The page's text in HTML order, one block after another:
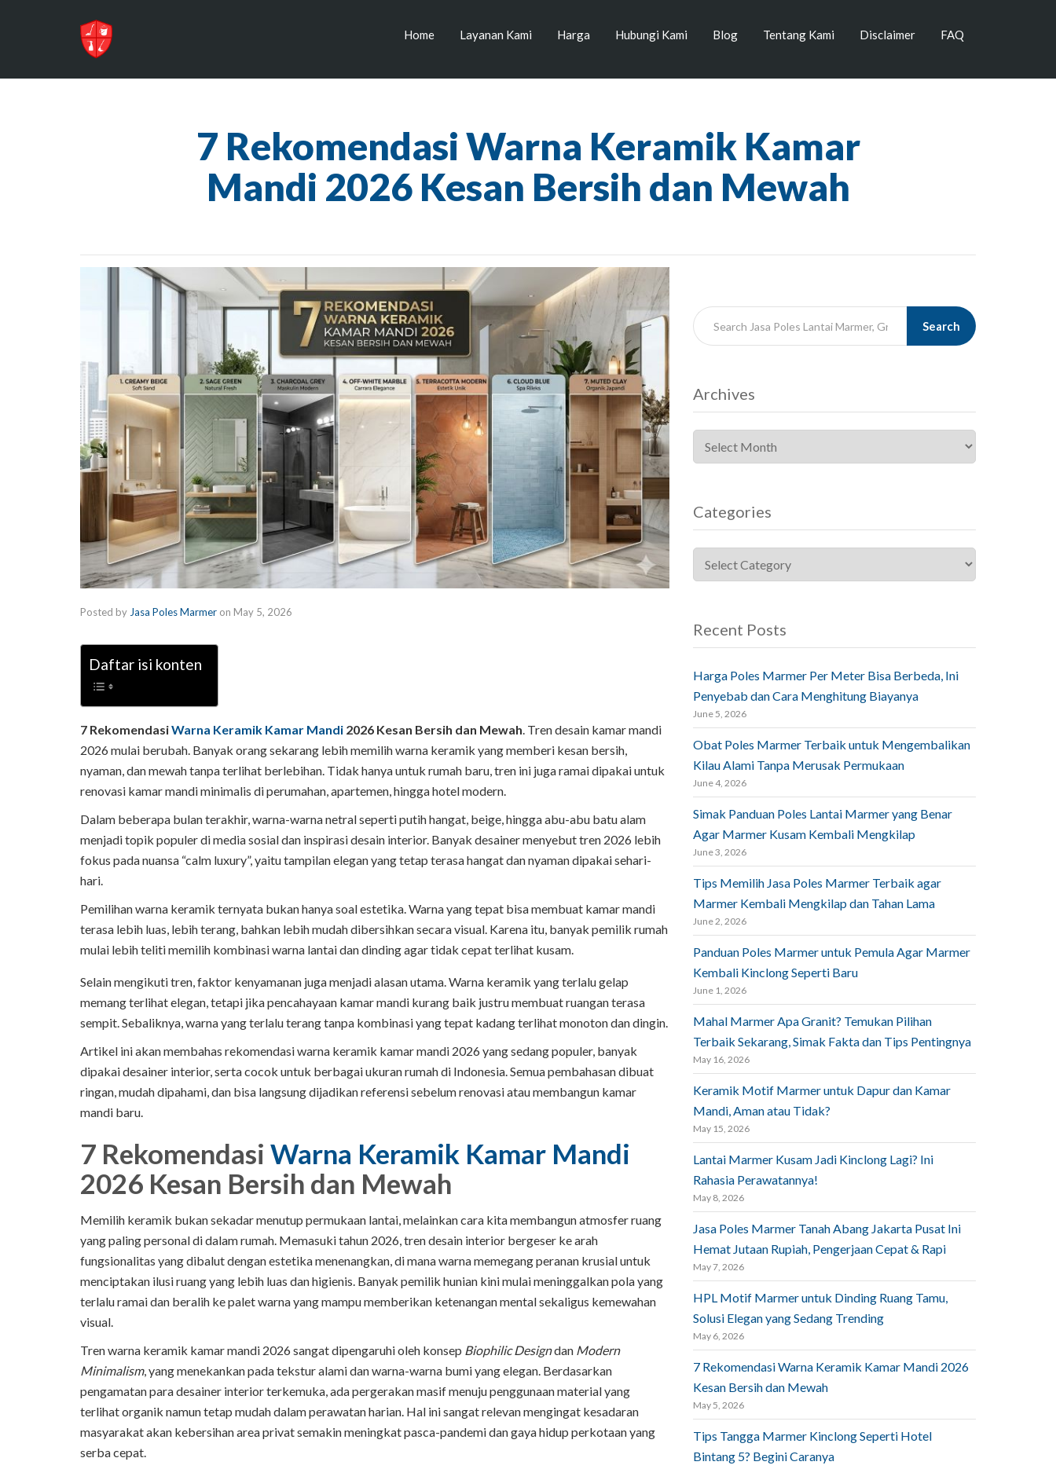
Home Layanan Kami Harga Hubungi Kami Blog Tentang Kami Disclaimer FAQ
7 Rekomendasi Warna Keramik Kamar
Mandi 2026 Kesan Bersih dan Mewah
Posted by Jasa Poles Marmer on May 5, 2026
Daftar isi konten
7 RekomendasiWarna Keramik Kamar Mandi 2026 Kesan Bersih dan Mewah . Tren desain kamar mandi
2026 mulai berubah. Banyak orang sekarang lebih memilih warna keramik yang memberi kesan bersih,
nyaman, dan mewah tanpa terlihat berlebihan. Tidak hanya untuk rumah baru, tren ini juga ramai dipakai untuk
renovasi kamar mandi minimalis di perumahan, apartemen, hingga hotel modern.
Dalam beberapa bulan terakhir, warna-warna netral seperti putih hangat, beige, hingga abu-abu batu alam
menjadi topik populer di media sosial dan inspirasi desain interior. Banyak desainer menyebut tren 2026 lebih
fokus pada nuansa “calm luxury”, yaitu tampilan elegan yang tetap terasa hangat dan nyaman dipakai sehari-
hari.
Pemilihan warna keramik ternyata bukan hanya soal estetika. Warna yang tepat bisa membuat kamar mandi
terasa lebih luas, lebih terang, bahkan lebih mudah dibersihkan secara visual. Karena itu, banyak pemilik rumah
mulai lebih teliti memilih kombinasi warna lantai dan dinding agar tidak cepat terlihat kusam.
Selain mengikuti tren, faktor kenyamanan juga menjadi alasan utama. Warna keramik yang terlalu gelap
memang terlihat elegan, tetapi jika pencahayaan kamar mandi kurang baik justru membuat ruangan terasa
sempit. Sebaliknya, warna yang terlalu terang tanpa kombinasi yang tepat kadang terlihat monoton dan dingin.
Artikel ini akan membahas rekomendasi warna keramik kamar mandi 2026 yang sedang populer, banyak
dipakai desainer interior, serta cocok untuk berbagai ukuran rumah di Indonesia. Semua pembahasan dibuat
ringan, mudah dipahami, dan bisa langsung dijadikan referensi sebelum renovasi atau membangun kamar
mandi baru.
7 Rekomendasi Warna Keramik Kamar Mandi
2026 Kesan Bersih dan Mewah
Memilih keramik bukan sekadar menutup permukaan lantai, melainkan cara kita membangun atmosfer ruang
yang paling personal di dalam rumah. Memasuki tahun 2026, tren desain interior bergeser ke arah
fungsionalitas yang dibalut dengan estetika menenangkan, di mana warna memegang peranan krusial untuk
menciptakan ilusi ruang yang lebih luas dan higienis. Banyak pemilik hunian kini mulai meninggalkan pola yang
terlalu ramai dan beralih ke palet warna yang mampu memberikan ketenangan mental sekaligus kemewahan
visual.
Tren warna keramik kamar mandi 2026 sangat dipengaruhi oleh konsep Biophilic Designdan Modern
Minimalism, yang menekankan pada tekstur alami dan warna-warna bumi yang elegan. Berdasarkan
pengamatan para desainer interior terkemuka, ada pergerakan masif menuju penggunaan material yang
terlihat organik namun tetap mudah dalam perawatan harian. Hal ini sangat relevan mengingat kesadaran
masyarakat akan kebersihan area privat semakin meningkat pasca-pandemi dan gaya hidup perkotaan yang
serba cepat.
Search
Archives
Categories
Recent Posts
Harga Poles Marmer Per Meter Bisa Berbeda, Ini
Penyebab dan Cara Menghitung Biayanya
June 5, 2026
Obat Poles Marmer Terbaik untuk Mengembalikan
Kilau Alami Tanpa Merusak Permukaan
June 4, 2026
Simak Panduan Poles Lantai Marmer yang Benar
Agar Marmer Kusam Kembali Mengkilap
June 3, 2026
Tips Memilih Jasa Poles Marmer Terbaik agar
Marmer Kembali Mengkilap dan Tahan Lama
June 2, 2026
Panduan Poles Marmer untuk Pemula Agar Marmer
Kembali Kinclong Seperti Baru
June 1, 2026
Mahal Marmer Apa Granit? Temukan Pilihan
Terbaik Sekarang, Simak Fakta dan Tips Pentingnya
May 16, 2026
Keramik Motif Marmer untuk Dapur dan Kamar
Mandi, Aman atau Tidak?
May 15, 2026
Lantai Marmer Kusam Jadi Kinclong Lagi? Ini
Rahasia Perawatannya!
May 8, 2026
Jasa Poles Marmer Tanah Abang Jakarta Pusat Ini
Hemat Jutaan Rupiah, Pengerjaan Cepat & Rapi
May 7, 2026
HPL Motif Marmer untuk Dinding Ruang Tamu,
Solusi Elegan yang Sedang Trending
May 6, 2026
7 Rekomendasi Warna Keramik Kamar Mandi 2026
Kesan Bersih dan Mewah
May 5, 2026
Tips Tangga Marmer Kinclong Seperti Hotel
Bintang 5? Begini Caranya